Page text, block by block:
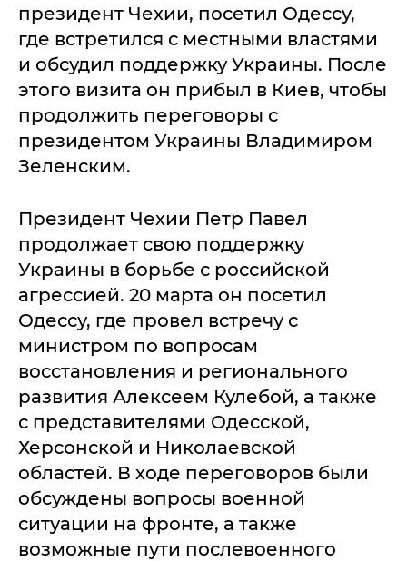
президент Чехии, посетил Одессу,
где встретился с местными властями
и обсудил поддержку Украины. После
этого визита он прибыл в Киев, чтобы
продолжить переговоры с
президентом Украины Владимиром
Зеленским.
Президент Чехии Петр Павел
продолжает свою поддержку
Украины в борьбе с российской
агрессией. 20 марта он посетил
Одессу, где провел встречу с
министром по вопросам
восстановления и регионального
развития Алексеем Кулебой, а также
с представителями Одесской,
Херсонской и Николаевской
областей. В ходе переговоров были
обсуждены вопросы военной
ситуации на фронте, а также
возможные пути послевоенного